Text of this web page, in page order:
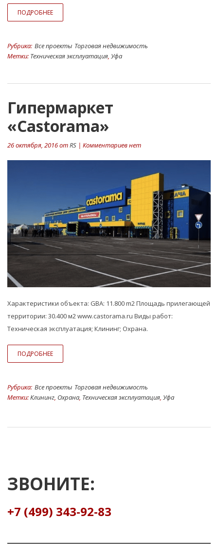
ПОДРОБНЕЕ
Рубрика: Все проекты Торговая недвижимость
Метки: Техническая эксплуатация, Уфа
Гипермаркет
«Castorama»
26 октября, 2016 отRS | Комментариев нет
Характеристики объекта: GBA: 11.800 m2 Площадь прилегающей
территории: 30.400 м2 www.castorama.ru Виды работ:
Техническая эксплуатация; Клининг; Охрана.
ПОДРОБНЕЕ
Рубрика: Все проекты Торговая недвижимость
Метки:Клининг, Охрана, Техническая эксплуатация, Уфа
ЗВОНИТЕ:
+7 (499) 343-92-83